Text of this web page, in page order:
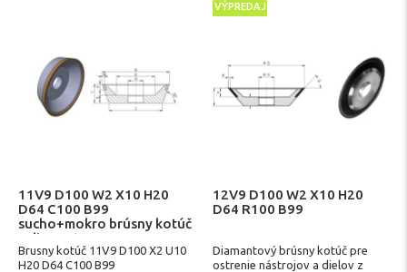
11V9 D100 W2 X10 H20
D64 C100 B99
sucho+mokro brúsny kotúč
z diamantu
Brusny kotúč 11V9 D100 X2 U10
H20 D64 C100 B99
VÝPREDAJ
12V9 D100 W2 X10 H20
D64 R100 B99
Diamantový brúsny kotúč pre
ostrenie nástrojov a dielov z